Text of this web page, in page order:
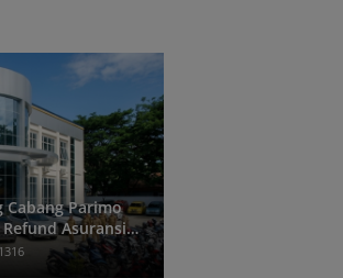
Cabang Parimo
Asuransi
1316